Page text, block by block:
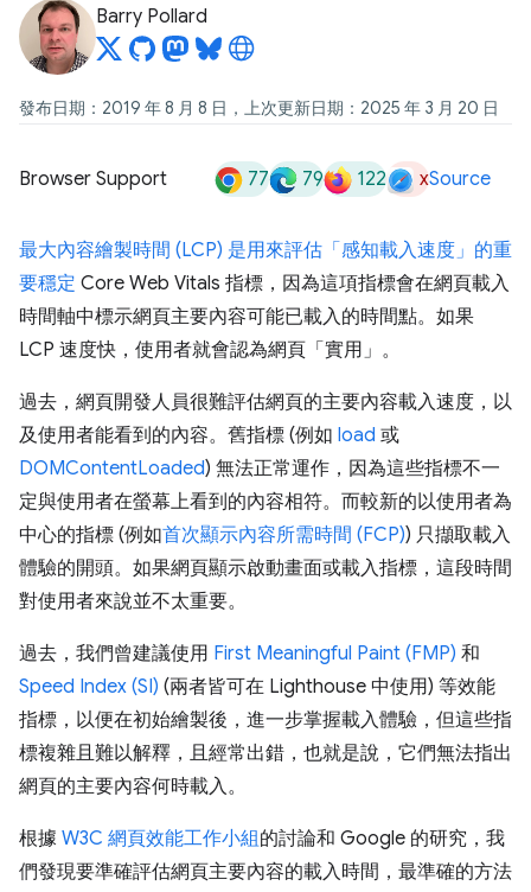
Barry Pollard
發布日期：2019 年 8 月 8 日，上次更新日期：2025 年 3 月 20 日
Browser Support 77 79 122 xSource
最大內容繪製時間 (LCP) 是用來評估「感知載入速度」的重
要穩定 Core Web Vitals 指標，因為這項指標會在網頁載入
時間軸中標示網頁主要內容可能已載入的時間點。如果
LCP 速度快，使用者就會認為網頁「實用」 。
過去，網頁開發人員很難評估網頁的主要內容載入速度，以
及使用者能看到的內容。舊指標 (例如 load 或
DOMContentLoaded) 無法正常運作，因為這些指標不一
定與使用者在螢幕上看到的內容相符。而較新的以使用者為
中心的指標 (例如首次顯示內容所需時間 (FCP)) 只擷取載入
體驗的開頭。如果網頁顯示啟動畫面或載入指標，這段時間
對使用者來說並不太重要。
過去，我們曾建議使用 First Meaningful Paint (FMP) 和
Speed Index (SI) (兩者皆可在 Lighthouse 中使用) 等效能
指標，以便在初始繪製後，進一步掌握載入體驗，但這些指
標複雜且難以解釋，且經常出錯，也就是說，它們無法指出
網頁的主要內容何時載入。
根據 W3C 網頁效能工作小組的討論和 Google 的研究，我
們發現要準確評估網頁主要內容的載入時間，最準確的方法